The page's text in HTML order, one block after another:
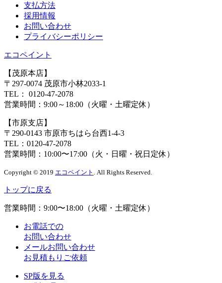
⽀払⽅法
採⽤情報
お問い合わせ
プライバシーポリシー
エコペイント
【茂原本店】
〒297-0074 茂原市小林2033-1
TEL：
0120-47-2078
営業時間： 9:00～18:00（火曜・土曜定休）
【市原支店】
〒290-0143 市原市ちはら台西1-4-3
TEL： 0120-47-2078
営業時間： 10:00〜17:00（火・日曜・祝日定休）
Copyright © 2019 エコペイント . All Rights Reserved.
トップに戻る
営業時間： 9:00〜18:00（火曜・土曜定休）
お電話での
お問い合わせ
メールお問い合わせ
お見積もりご依頼
SP版を見る